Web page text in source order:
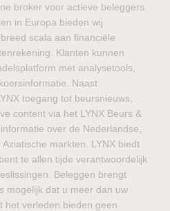
broker voor actieve beleggers.
in Europa bieden wij
scala aan financiële
Klanten kunnen
met analysetools,
Naast
toegang tot beursnieuws,
content via het LYNX Beurs &
over de Nederlandse,
markten. LYNX biedt
te allen tijde verantwoordelijk
Beleggen brengt
mogelijk dat u meer dan uw
het verleden bieden geen